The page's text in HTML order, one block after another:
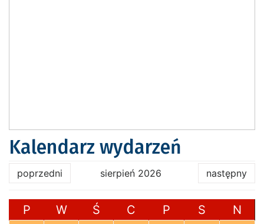
Kalendarz wydarzeń
poprzedni sierpień 2026 następny
P W Ś C P S N